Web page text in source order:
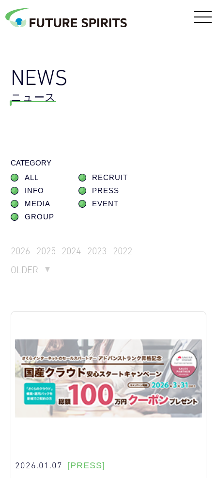
NEWS
ニュース
CATEGORY
ALL
RECRUIT
INFO
PRESS
MEDIA
EVENT
GROUP
2026 2025 2024 2023
2022
OLDER
2026.01.07 [PRESS]